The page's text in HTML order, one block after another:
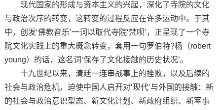
现代国家的形成与资本主义的兴起，深化了寺院的文化
与政治次序的转变，这转变的过程反应在许多运动中。于其
中，创发‘佛教音乐’一词以取代寺院‘梵呗’，正呈现了一个寺
院文化实践上的重大概念转变，套用一句罗伯特?杨（robert
young）的话，这名词‘保存了文化接触的历史状况’。
十九世纪以来，清廷一连串战事上的挫败，以及后续的
社会与政治危机，迫使中国人启开对‘现代’与外国的接触：新
的社会与政治意识型态、新文化计划、新政府组织、新军事